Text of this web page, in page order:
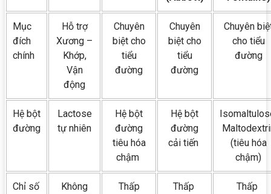
Mục
đích
chính
Hỗ trợ
Xương –
Khớp,
Vận
động
Chuyên
biệt cho
tiểu
đường
Chuyên
biệt cho
tiểu
đường
Chuyên
cho tiểu
đường
Hệ bột
đường
Lactose
tự nhiên
Hệ bột
đường
tiêu hóa
chậm
Hệ bột
đường
cải tiến
(tiêu hóa
chậm)
Chỉ số
Không
Thấp Thấp Thấp